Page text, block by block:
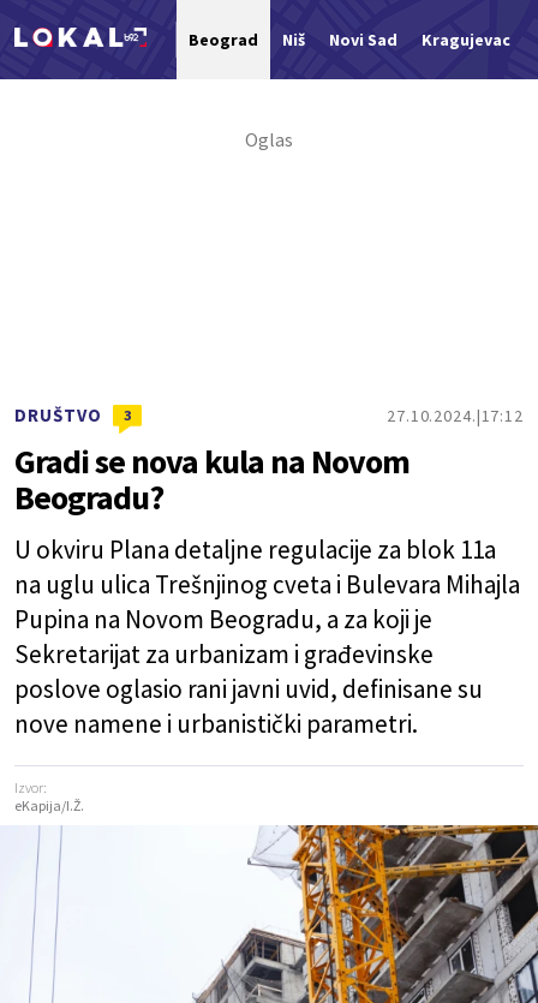
Beograd Niš Novi Sad Kragujevac
DRUŠTVO 3 27.10.2024. 17:12
Gradi se nova kula na Novom
Beogradu?
U okviru Plana detaljne regulacije za blok 11a
na uglu ulica Trešnjinog cveta i Bulevara Mihajla
Pupina na Novom Beogradu, a za koji je
Sekretarijat za urbanizam i građevinske
poslove oglasio rani javni uvid, definisane su
nove namene i urbanistički parametri.
Izvor:
eKapija/I.Ž.